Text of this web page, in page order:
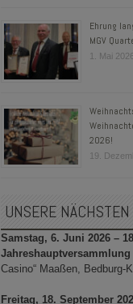
Ehrung
MGV
1. Mai 2026
2026!
19.
UNSERE
Samstag, 6. Juni 2026 –
Jahreshauptversammlung
Casino“ Maaßen, Bedburg-
Freitag, 18. September